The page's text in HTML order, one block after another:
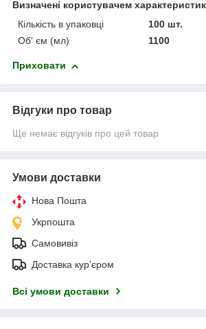
Визначені користувачем
Кількість в упаковці
100 шт.
Об' єм (мл)
1100
Приховати
Відгуки про товар
Ще немає відгуків про цей товар
Умови доставки
Нова Пошта
Укрпошта
Самовивіз
Доставка кур'єром
Всі умови доставки